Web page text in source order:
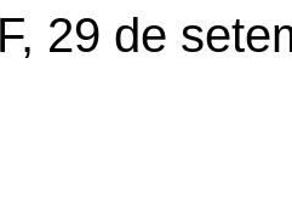
29 de